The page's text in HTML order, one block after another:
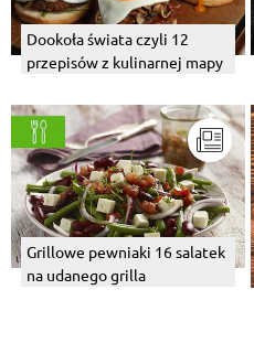
Dookoła świata czyli 12
przepisów z kulinarnej mapy
Grillowe pewniaki 16 salatek
na udanego grilla